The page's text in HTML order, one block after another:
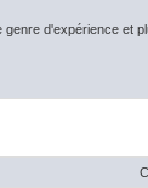
d'expérience et